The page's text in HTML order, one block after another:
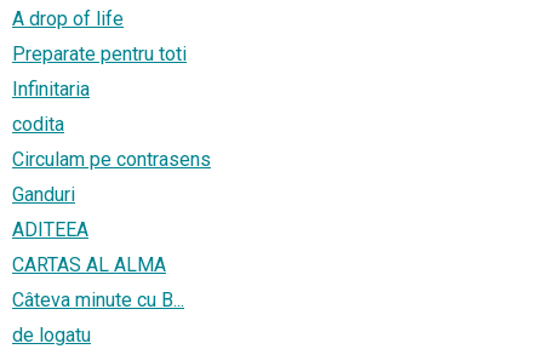
A drop of life
Preparate pentru toti
Infinitaria
codita
Circulam pe contrasens
Ganduri
ADITEEA
CARTAS AL ALMA
Câteva minute cu B...
de logatu